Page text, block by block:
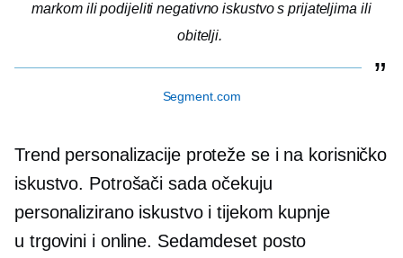
markom ili podijeliti negativno iskustvo s prijateljima ili
obitelji.
Segment.com
Trend personalizacije proteže se i na korisničko
iskustvo. Potrošači sada očekuju
personalizirano iskustvo i tijekom kupnje
u trgovini i online. Sedamdeset posto